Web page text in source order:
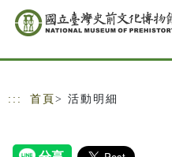
跳到主要內容
網站導覽
::: 首頁 > 活動明細